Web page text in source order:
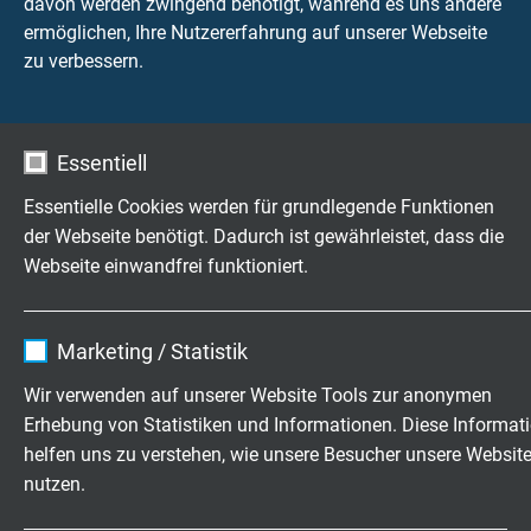
ermöglichen, Ihre Nutzererfahrung auf unserer Webseite
zu verbessern.
Essentiell
Essentielle Cookies werden für grundlegende Funktionen
der Webseite benötigt. Dadurch ist gewährleistet, dass die
Webseite einwandfrei funktioniert.
Laufzeit 1 Jahr
Marketing / Statistik
Wir verwenden auf unserer Website Tools zur anonymen
Erhebung von Statistiken und Informationen. Diese
helfen uns zu verstehen, wie unsere Besucher unsere Website
nutzen.
Uo/U 24 V
Mindestbiegeradius
7,5 x d
Strahlenbeständigkeit
Temperaturbereich
bewegt: +5/+90°C
kurzzeitig: +105°C
am Leiter: +180°C
Brennverhalten